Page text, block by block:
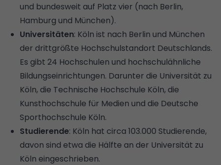
und bundesweit auf Platz vier (nach Berlin,
Hamburg und München).
Universitäten: Köln ist nach Berlin und München
der drittgrößte Hochschulstandort Deutschlands.
Es gibt 24 Hochschulen und hochschulähnliche
Bildungseinrichtungen. Darunter die Universität zu
Köln, die Technische Hochschule Köln, die
Kunsthochschule für Medien und die Deutsche
Sporthochschule Köln.
Studierende: Köln hat circa 103.000 Studierende,
davon sind etwa die Hälfte an der Universität zu
Köln eingeschrieben.